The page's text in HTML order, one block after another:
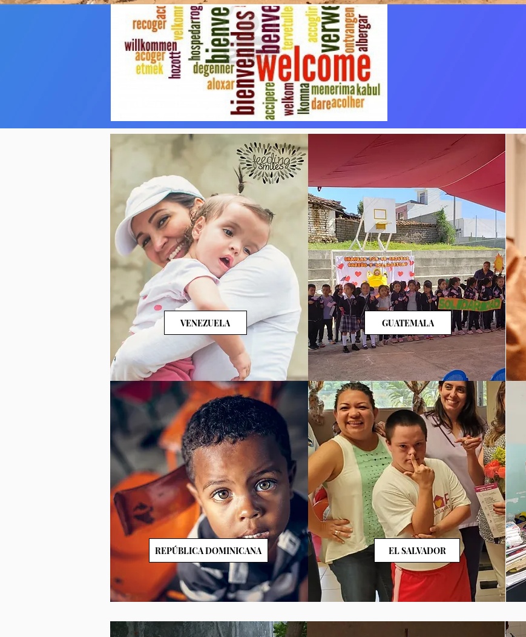
VENEZUELA GUATEMALA
REPÚBLICA DOMINICANA EL SALVADOR